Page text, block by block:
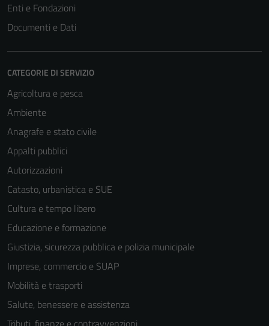
Enti e Fondazioni
Documenti e Dati
CATEGORIE DI SERVIZIO
Agricoltura e pesca
Ambiente
Anagrafe e stato civile
Appalti pubblici
Autorizzazioni
Catasto, urbanistica e SUE
Cultura e tempo libero
Educazione e formazione
Giustizia, sicurezza pubblica e polizia municipale
Imprese, commercio e SUAP
Mobilità e trasporti
Salute, benessere e assistenza